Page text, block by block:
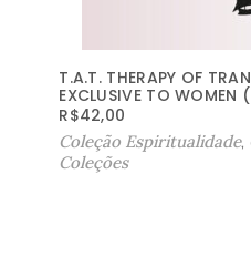
T.A.T. THERAPY OF
EXCLUSIVE TO WOMEN
R$42,00
Coleção Espiritualidade,
Coleções